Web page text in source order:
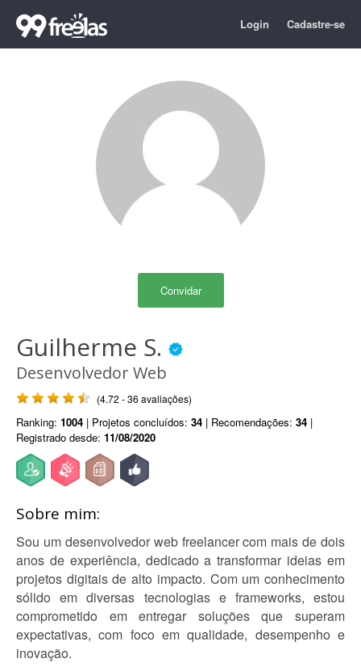
Login Cadastre-se
Convidar
Guilherme S.
Desenvolvedor Web
(4.72 - 36 avaliações)
Ranking: 1004 | Projetos concluídos: 34 | Recomendações: 34 |
Registrado desde: 11/08/2020
Sobre mim:
Sou um desenvolvedor web freelancer com mais de dois
anos de experiência, dedicado a transformar ideias em
projetos digitais de alto impacto. Com um conhecimento
sólido em diversas tecnologias e frameworks, estou
comprometido em entregar soluções que superam
expectativas, com foco em qualidade, desempenho e
inovação.